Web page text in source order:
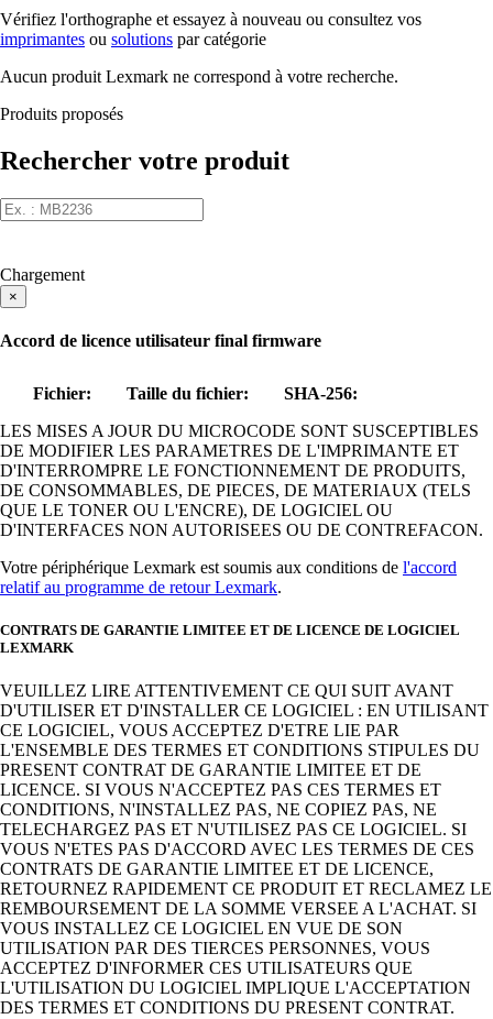
Vérifiez l'orthographe et essayez à nouveau ou consultez vos
imprimantes ou solutions par catégorie
Aucun produit Lexmark ne correspond à votre recherche.
Produits proposés
Rechercher votre produit
Chargement
×
Accord de licence utilisateur final firmware
Fichier: Taille du fichier:
SHA-256:
LES MISES A JOUR DU MICROCODE SONT SUSCEPTIBLES
DE MODIFIER LES PARAMETRES DE L'IMPRIMANTE ET
D'INTERROMPRE LE FONCTIONNEMENT DE PRODUITS,
DE CONSOMMABLES, DE PIECES, DE MATERIAUX (TELS
QUE LE TONER OU L'ENCRE), DE LOGICIEL OU
D'INTERFACES NON AUTORISEES OU DE CONTREFACON.
Votre périphérique Lexmark est soumis aux conditions de l'accord
relatif au programme de retour Lexmark.
CONTRATS DE GARANTIE LIMITEE ET DE LICENCE DE LOGICIEL
LEXMARK
VEUILLEZ LIRE ATTENTIVEMENT CE QUI SUIT AVANT
D'UTILISER ET D'INSTALLER CE LOGICIEL : EN UTILISANT
CE LOGICIEL, VOUS ACCEPTEZ D'ETRE LIE PAR
L'ENSEMBLE DES TERMES ET CONDITIONS STIPULES DU
PRESENT CONTRAT DE GARANTIE LIMITEE ET DE
LICENCE. SI VOUS N'ACCEPTEZ PAS CES TERMES ET
CONDITIONS, N'INSTALLEZ PAS, NE COPIEZ PAS, NE
TELECHARGEZ PAS ET N'UTILISEZ PAS CE LOGICIEL. SI
VOUS N'ETES PAS D'ACCORD AVEC LES TERMES DE CES
CONTRATS DE GARANTIE LIMITEE ET DE LICENCE,
RETOURNEZ RAPIDEMENT CE PRODUIT ET RECLAMEZ LE
REMBOURSEMENT DE LA SOMME VERSEE A L'ACHAT. SI
VOUS INSTALLEZ CE LOGICIEL EN VUE DE SON
UTILISATION PAR DES TIERCES PERSONNES, VOUS
ACCEPTEZ D'INFORMER CES UTILISATEURS QUE
L'UTILISATION DU LOGICIEL IMPLIQUE L'ACCEPTATION
DES TERMES ET CONDITIONS DU PRESENT CONTRAT.